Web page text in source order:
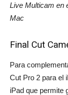
Live Multicam en
Mac
Final Cut
Para
Cut Pro 2 para el
iPad que permite